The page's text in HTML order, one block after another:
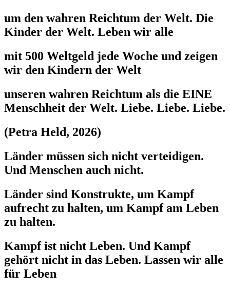
um den wahren Reichtum der Welt. Die
Kinder der Welt. Leben wir alle
mit 500 Weltgeld jede Woche und zeigen
wir den Kindern der Welt
unseren wahren Reichtum als die EINE
Menschheit der Welt. Liebe. Liebe. Liebe.
(Petra Held, 2026)
Länder müssen sich nicht verteidigen.
Und Menschen auch nicht.
Länder sind Konstrukte, um Kampf
aufrecht zu halten, um Kampf am Leben
zu halten.
Kampf ist nicht Leben. Und Kampf
gehört nicht in das Leben. Lassen wir alle
für Leben